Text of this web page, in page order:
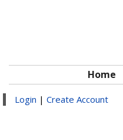
Home
Login | Create Account